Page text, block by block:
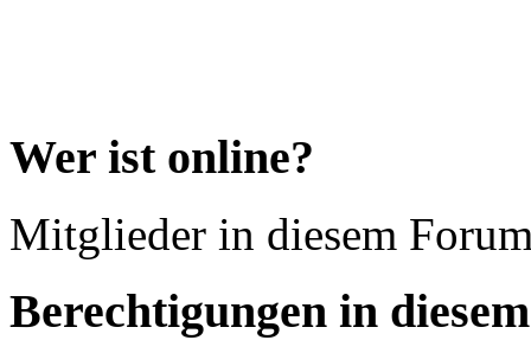
Wer ist online?
Mitglieder in diesem
Berechtigungen in